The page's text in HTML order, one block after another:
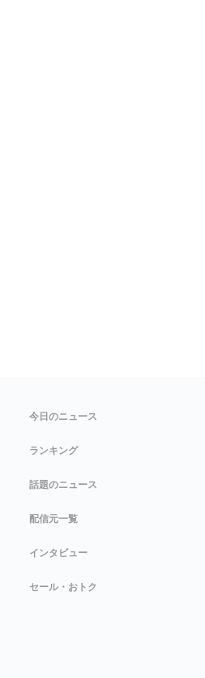
今日のニュース
ランキング
話題のニュース
配信元一覧
インタビュー
セール・おトク